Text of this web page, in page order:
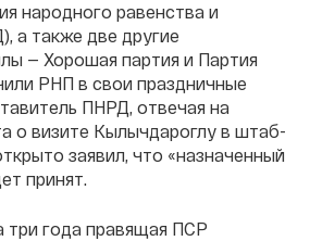
народного равенства и
а также две другие
— Хорошая партия и Партия
РНП в свои праздничные
ПНРД, отвечая на
о визите Кылычдароглу в штаб-
заявил, что «назначенный
принят.
три года правящая ПСР